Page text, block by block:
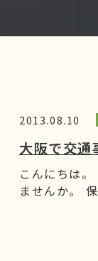
2013.08.10
大阪で交通
こんにちは
ませんか。